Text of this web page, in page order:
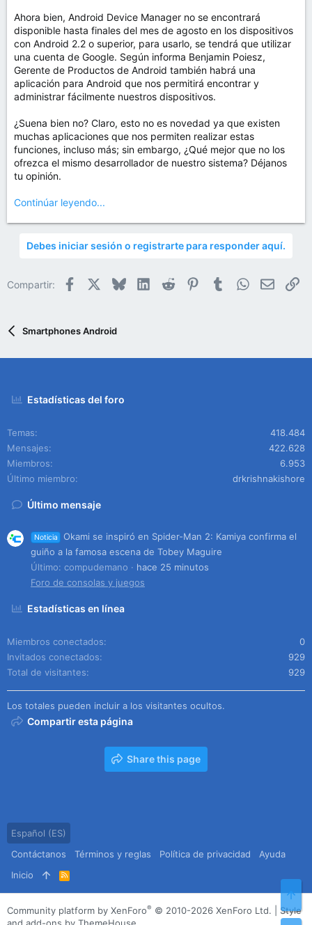
Ahora bien, Android Device Manager no se encontrará
disponible hasta finales del mes de agosto en los dispositivos
con Android 2.2 o superior, para usarlo, se tendrá que utilizar
una cuenta de Google. Según informa Benjamin Poiesz,
Gerente de Productos de Android también habrá una
aplicación para Android que nos permitirá encontrar y
administrar fácilmente nuestros dispositivos.
¿Suena bien no? Claro, esto no es novedad ya que existen
muchas aplicaciones que nos permiten realizar estas
funciones, incluso más; sin embargo, ¿Qué mejor que no los
ofrezca el mismo desarrollador de nuestro sistema? Déjanos
tu opinión.
Continúar leyendo...
Debes iniciar sesión o registrarte para responder aquí.
Compartir: Facebook BlueskyLinkedIn
Reddit PinterestTumblrWhatsApp
Email
Smartphones Android
Estadísticas del foro
Temas
418.484
Mensajes
422.628
Miembros
6.953
Último miembro
drkrishnakishore
Último mensaje
Noticia
Okami se inspiró en Spider-Man 2: Kamiya confirma el
guiño a la famosa escena de Tobey Maguire
Último: compudemano
hace 25 minutos
Foro de consolas y juegos
Estadísticas en línea
Miembros conectados
0
Invitados conectados
929
Total de visitantes
929
Los totales pueden incluir a los visitantes ocultos.
Compartir esta página
Share this page
Español (ES)
Contáctanos
Términos y reglas Política de privacidad
Ayuda
Inicio
R
S
S
Community platform by XenForo® © 2010-2026 XenForo Ltd.
Style
and add-ons by ThemeHouse